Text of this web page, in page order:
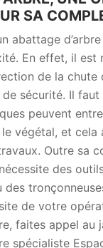
SA
abattage
En effet, il est
de la chute
sécurité. Il
peuvent
végétal, et cela
Outre sa
des
des
de votre
faites appel au
spécialiste